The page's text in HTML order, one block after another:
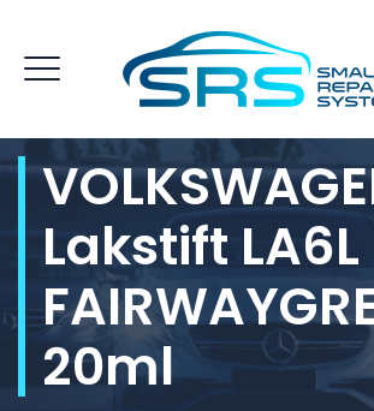
Lakstift LA6L
20ml